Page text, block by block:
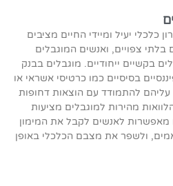
כלכלי יעיל ומיידי החיים מציבים
בלתי צפויים, ואנשים המוגבלים
בקשיים ייחודיים. מוגבלים בבנק
בסיסיים כמו כרטיסי אשראי או
להתמודד עם הוצאות דחופות
מהירות למוגבלים מציעות
מאפשרות לאנשים לקבל את המימון
ולשפר את מצבם הכלכלי באופן